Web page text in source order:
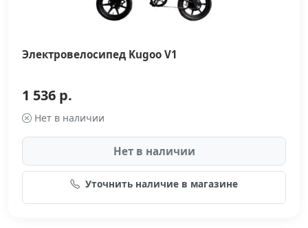
Электровелосипед Kugoo V1
1 536 р.
Нет в наличии
Нет в наличии
Уточнить наличие в магазине